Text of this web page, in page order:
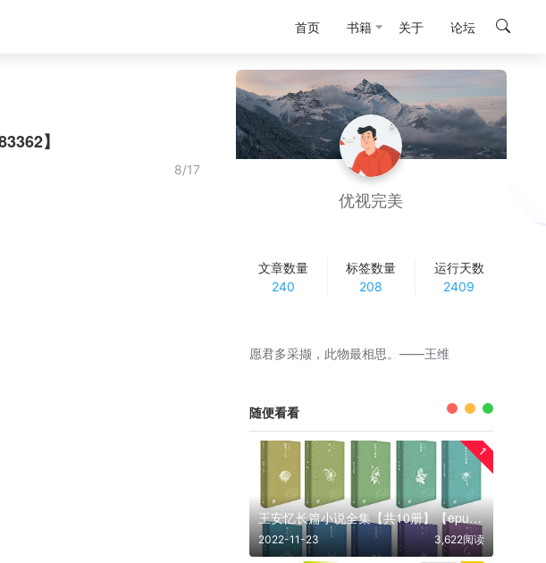
首页 书籍 关于 论坛
】
8/17
优视完美
文章数量
240
标签数量
208
运行天数
2409
愿君多采撷，此物最相思。——王维
随便看看
1
王安忆长篇小说全集【共10册】【epub格式】【5.6MB】【编号：366673】
2022-11-23 3,622阅读